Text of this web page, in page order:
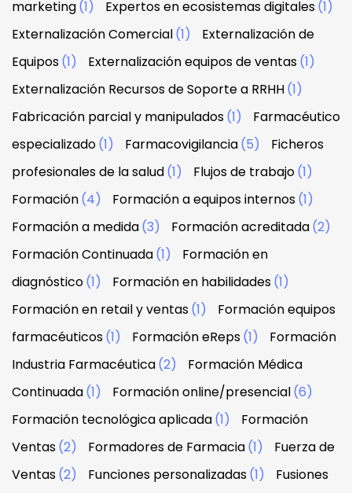
marketing(1) Expertos en ecosistemas digitales(1)
Externalización Comercial(1)
Externalización de
Equipos(1) Externalización equipos de ventas(1)
Externalización Recursos de Soporte a RRHH(1)
Fabricación parcial y manipulados(1)
Farmacéutico
especializado(1) Farmacovigilancia(5)
Ficheros
profesionales de la salud(1) Flujos de trabajo(1)
Formación(4) Formación a equipos internos(1)
Formación a medida(3) Formación acreditada(2)
Formación Continuada(1)
Formación en
diagnóstico(1) Formación en habilidades(1)
Formación en retail y ventas(1)
Formación equipos
farmacéuticos(1) Formación eReps(1)
Formación
Industria Farmacéutica(2)
Formación Médica
Continuada(1) Formación online/presencial(6)
Formación tecnológica aplicada(1)
Formación
Ventas(2) Formadores de Farmacia(1)
Fuerza de
Ventas(2) Funciones personalizadas(1)
Fusiones